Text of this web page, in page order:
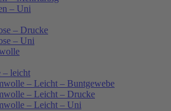
– Uni
– Drucke
– Uni
– leicht
– Leicht – Buntgewebe
– Leicht – Drucke
– Leicht – Uni